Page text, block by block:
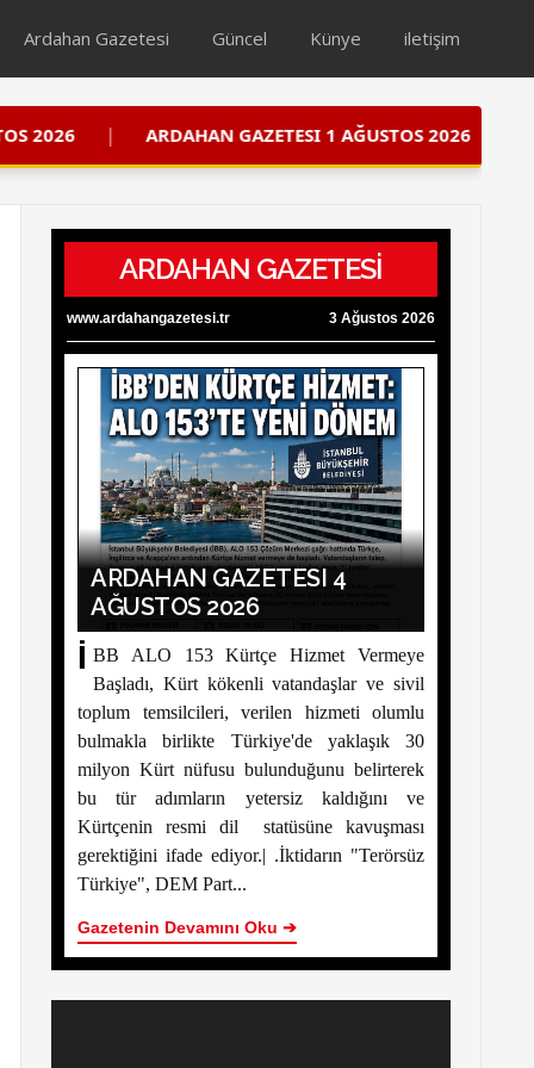
Ardahan Gazetesi Güncel Künye iletişim
GAZETESI 1 AĞUSTOS 2026 | ARDAHAN
ARDAHAN GAZETESİ
www.ardahangazetesi.tr 3 Ağustos 2026
ARDAHAN GAZETESI 4
AĞUSTOS 2026
İ BB ALO 153 Kürtçe Hizmet Vermeye
Başladı, Kürt kökenli vatandaşlar ve sivil
toplum temsilcileri, verilen hizmeti olumlu
bulmakla birlikte Türkiye'de yaklaşık 30
milyon Kürt nüfusu bulunduğunu belirterek
bu tür adımların yetersiz kaldığını ve
Kürtçenin resmi dil statüsüne kavuşması
gerektiğini ifade ediyor.| .İktidarın "Terörsüz
Türkiye", DEM Part...
Gazetenin Devamını Oku ➔